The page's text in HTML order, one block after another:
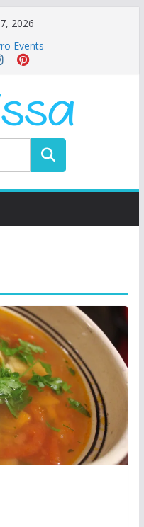
2026
Events
La Teatru. La
la La Nasu